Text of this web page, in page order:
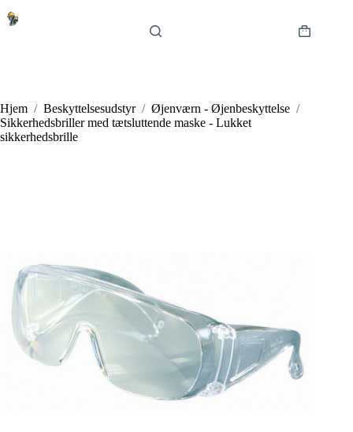
til
Hjem / Beskyttelsesudstyr / Øjenværn - Øjenbeskyttelse /
Sikkerhedsbriller med tætsluttende maske - Lukket
sikkerhedsbrille